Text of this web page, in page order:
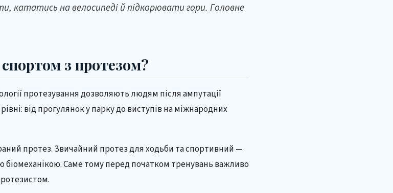
кататись на велосипеді й підкорювати гори. Головне
з протезом?
протезування дозволяють людям після ампутації
від прогулянок у парку до виступів на міжнародних
протез. Звичайний протез для ходьби та спортивний —
біомеханікою. Саме тому перед початком тренувань важливо